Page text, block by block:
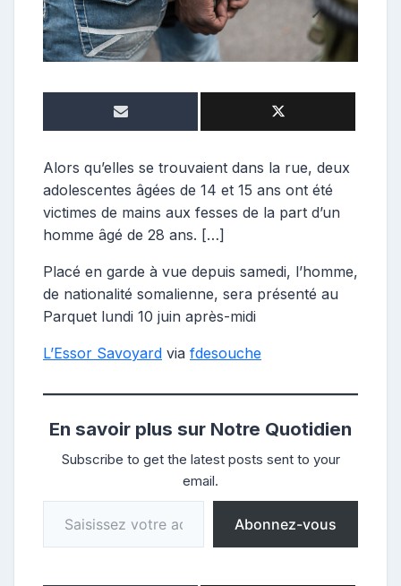
r
i
c
e
Alors qu’elles se trouvaient dans la rue, deux
adolescentes âgées de 14 et 15 ans ont été
victimes de mains aux fesses de la part d’un
homme âgé de 28 ans. […]
Placé en garde à vue depuis samedi, l’homme,
de nationalité somalienne, sera présenté au
Parquet lundi 10 juin après-midi
L’Essor Savoyard via fdesouche
En savoir plus sur Notre Quotidien
Subscribe to get the latest posts sent to your
email.
Saisissez votre adresse e-mail…
Abonnez-vous